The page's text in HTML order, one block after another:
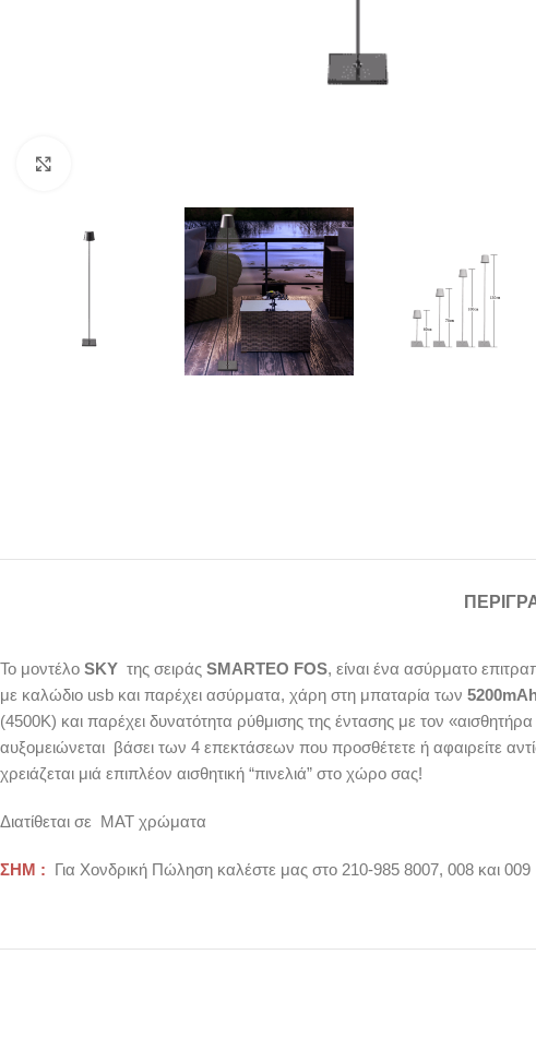
Το μοντέλο SKY της σειράς SMARTEO FOS, είναι ένα ασύρματο
με καλώδιο usb και παρέχει ασύρματα, χάρη στη μπαταρία των
(4500Κ) και παρέχει δυνατότητα ρύθμισης της έντασης με τον
αυξομειώνεται βάσει των 4 επεκτάσεων που προσθέτετε ή αφαιρείτε
χρειάζεται μιά επιπλέον αισθητική “πινελιά” στο χώρο σας!
Διατίθεται σε ΜΑΤ χρώματα
ΣΗΜ : Για Χονδρική Πώληση καλέστε μας στο 210-985 8007, 008 και 009